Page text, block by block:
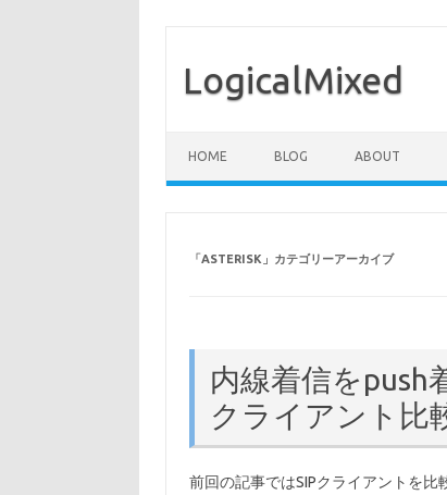
LogicalMixed
HOME BLOG ABOUT
「ASTERISK 」カテゴリーアーカイブ
内線着信をpush
クライアント比
前回の記事ではSIPクライアントを比